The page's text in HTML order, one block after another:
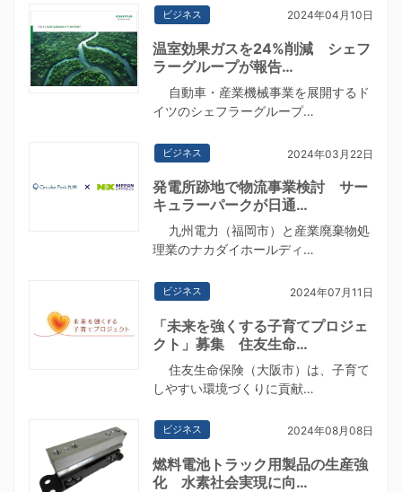
ビジネス 2024年04月10日
温室効果ガスを24%削減 シェフ
ラーグループが報告…
自動車・産業機械事業を展開するド
イツのシェフラーグループ…
ビジネス 2024年03月22日
発電所跡地で物流事業検討 サー
キュラーパークが日通…
九州電力（福岡市）と産業廃棄物処
理業のナカダイホールディ…
ビジネス 2024年07月11日
「未来を強くする子育てプロジェ
クト」募集 住友生命…
住友生命保険（大阪市）は、子育て
しやすい環境づくりに貢献…
ビジネス 2024年08月08日
燃料電池トラック用製品の生産強
化 水素社会実現に向…